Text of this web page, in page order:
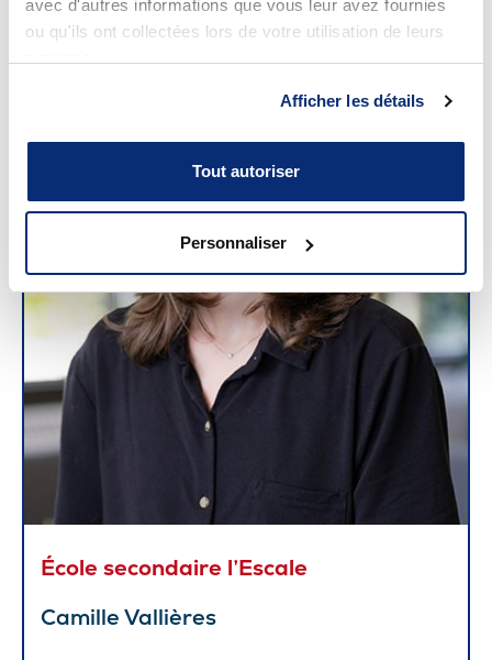
avec d'autres informations que vous leur avez fournies
ou qu'ils ont collectées lors de votre utilisation de leurs
Afficher les détails
Tout autoriser
Personnaliser
École secondaire l’Escale
Camille Vallières